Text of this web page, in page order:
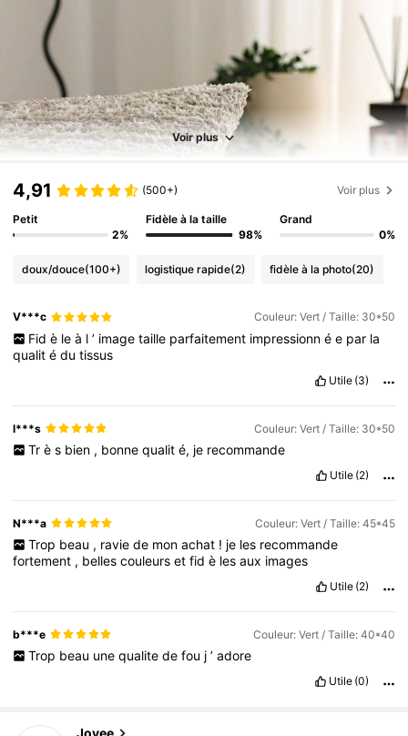
Voir plus
4,91 (500+) Voir plus
Petit
2%
Fidèle à la taille
98%
Grand
0%
doux/douce(100+) logistique rapide(2) fidèle à la photo(20)
V***c Couleur: Vert / Taille: 30*50
Fid è le à l ’ image taille parfaitement impressionn é e par la
qualitédutissus
Utile (3)
l***s Couleur: Vert / Taille: 30*50
Tr è s bien , bonne qualit é, je recommande
Utile (2)
N***a Couleur: Vert / Taille: 45*45
Trop beau , ravie de mon achat ! je les recommande
fortement , bellescouleursetfidè lesaux images
Utile (2)
b***e Couleur: Vert / Taille: 40*40
Trop beau une qualite de fou j ’ adore
Utile (0)
Joyee
4,93 3.5K Suiveurs